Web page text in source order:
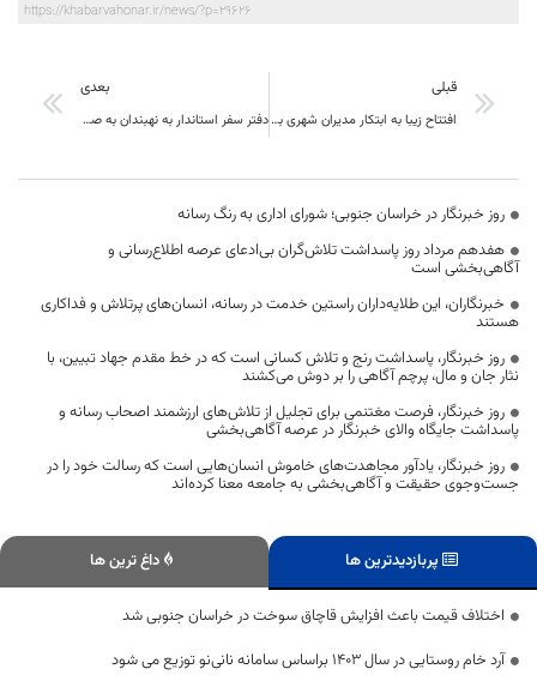
https://khabarvahonar.ir/news/?p=29626
قبلی
افتتاح زیبا به ابتکار مدیران شهری با حضور استاندار ،بوستانی به نام کودک سه ساله
بعدی
دفتر سفر استاندار به نهبندان به صفحه های آخر نزدیکتر شد /پیگیری مصوبات سفر رهبری بعد از 20 سال
روز خبرنگار در خراسان جنوبی؛ شورای اداری به رنگ رسانه
هفدهم مرداد روز پاسداشت تلاش‌گران بی‌ادعای عرصه اطلاع‌رسانی و
آگاهی‌بخشی است
خبرنگاران، این طلایه‌داران راستین خدمت در رسانه، انسان‌های پرتلاش و فداکاری
هستند
روز خبرنگار، پاسداشت رنج و تلاش کسانی است که در خط مقدم جهاد تبیین، با
نثار جان و مال، پرچم آگاهی را بر دوش می‌کشند
روز خبرنگار، فرصت مغتنمی برای تجلیل از تلاش‌های ارزشمند اصحاب رسانه و
پاسداشت جایگاه والای خبرنگار در عرصه آگاهی‌بخشی
روز خبرنگار، یادآور مجاهدت‌های خاموش انسان‌هایی است که رسالت خود را در
جست‌وجوی حقیقت و آگاهی‌بخشی به جامعه معنا کرده‌اند
پربازدیدترین ها داغ ترین ها
اختلاف قیمت باعث افزایش قاچاق سوخت در خراسان جنوبی شد
آرد خام روستایی در سال ۱۴۰۳ براساس سامانه نانی‌نو توزیع می شود